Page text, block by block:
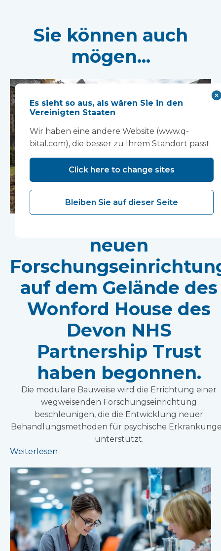
Sie können auch
mögen...
neuen
auf dem Gelände des
Wonford House des
Devon NHS
Partnership Trust
haben begonnen.
Die modulare Bauweise wird die Errichtung einer
wegweisenden Forschungseinrichtung
beschleunigen, die die Entwicklung neuer
Behandlungsmethoden für psychische
unterstützt.
Weiterlesen
Es sieht so aus, als wären Sie in den
Vereinigten Staaten
Wir haben eine andere Website (www.q-
bital.com), die besser zu Ihrem Standort passt
Click here to change sites
Bleiben Sie auf dieser Seite